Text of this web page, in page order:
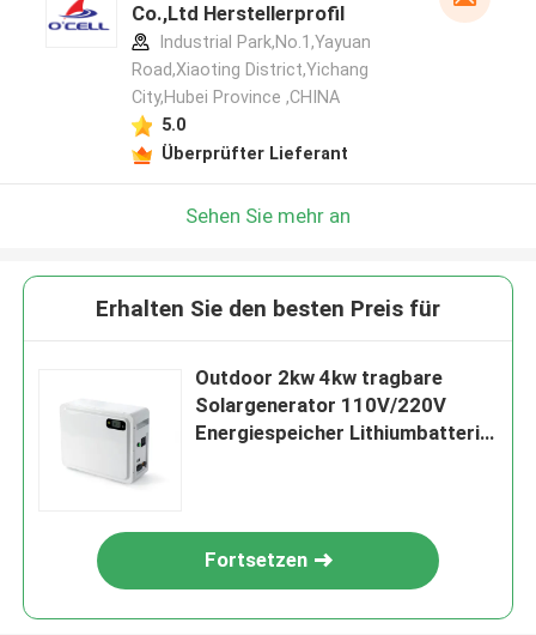
Co.,Ltd Herstellerprofil
Industrial Park,No.1,Yayuan
Road,Xiaoting District,Yichang
City,Hubei Province ,CHINA
5.0
Überprüfter Lieferant
Sehen Sie mehr an
Erhalten Sie den besten Preis für
Outdoor 2kw 4kw tragbare
Solargenerator 110V/220V
Energiespeicher Lithiumbatterie
Fortsetzen